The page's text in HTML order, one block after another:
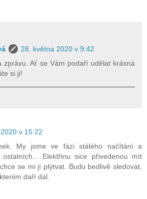
28. května 2020 v 9:42
zprávu. Ať se Vám podaří udělat krásná
si ji!
v 15:22
My jsme ve fázi stálého načítání a
Elektřinu sice přivedenou mít
se mi jí plýtvat. Budu bedlivě sledovat,
daří dál.